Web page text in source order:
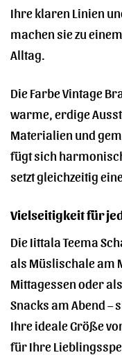
Ihre klaren Linien
machen sie zu
Alltag.
Die Farbe Vintage
warme, erdige
Materialien und
fügt sich
setzt gleichzeitig
Vielseitigkeit für
Die Iittala Teema
als Müslischale am
Mittagessen oder als
Snacks am Abend –
Ihre ideale Größe
für Ihre